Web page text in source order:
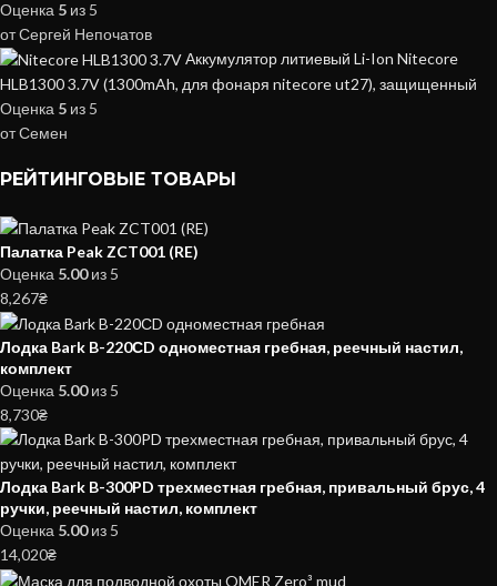
Оценка 5 из 5
от Сергей Непочатов
Аккумулятор литиевый Li-Ion Nitecore
HLB1300 3.7V (1300mAh, для фонаря nitecore ut27), защищенный
Оценка 5 из 5
от Семен
РЕЙТИНГОВЫЕ ТОВАРЫ
Палатка Peak ZCT001 (RE)
Оценка 5.00из 5
8,267₴
Лодка Bark B-220СD одноместная гребная, реечный настил,
комплект
Оценка 5.00из 5
8,730₴
Лодка Bark B-300PD трехместная гребная, привальный брус, 4
ручки, реечный настил, комплект
Оценка 5.00из 5
14,020₴